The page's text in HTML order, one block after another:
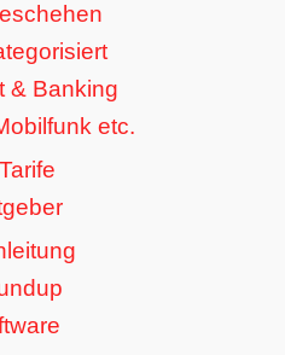
& Banking
etc.
Tarife